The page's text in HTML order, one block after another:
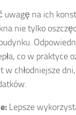
na ich
nie tylko
co w praktyce
chłodniejsze
Lepsze